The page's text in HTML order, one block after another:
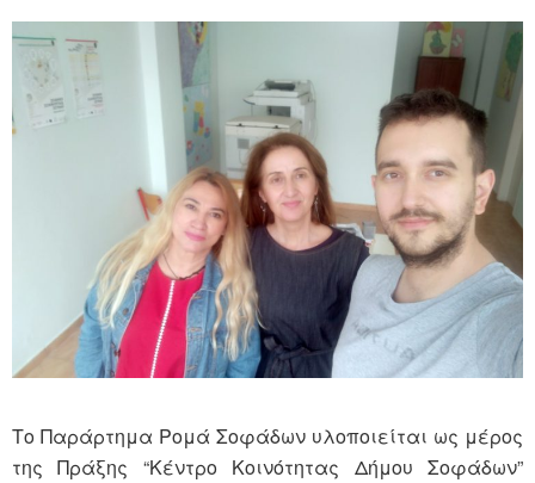
Το Παράρτημα Ρομά Σοφάδων υλοποιείται ως μέρος
της Πράξης “Κέντρο Κοινότητας Δήμου Σοφάδων”